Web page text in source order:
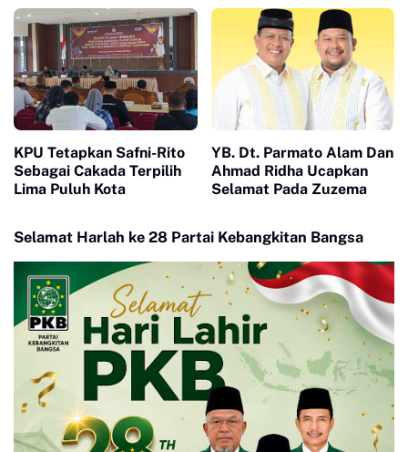
KPU Tetapkan Safni-Rito
Sebagai Cakada Terpilih
Lima Puluh Kota
YB. Dt. Parmato Alam Dan
Ahmad Ridha Ucapkan
Selamat Pada Zuzema
Selamat Harlah ke 28 Partai Kebangkitan Bangsa